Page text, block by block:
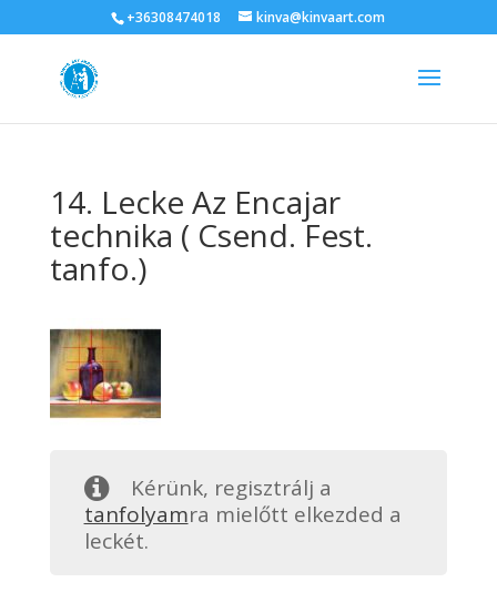
+36308474018 kinva@kinvaart.com
14. Lecke Az Encajar
technika ( Csend. Fest.
tanfo.)
Kérünk, regisztrálj a
tanfolyamra mielőtt elkezded a
leckét.